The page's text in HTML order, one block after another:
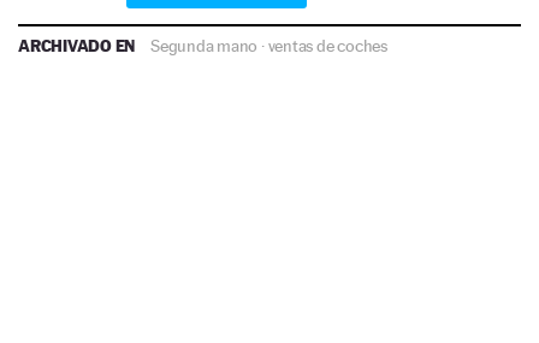
ARCHIVADO EN Segunda mano ·ventas de coches